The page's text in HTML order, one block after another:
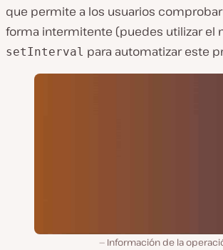
que permite a los usuarios
forma intermitente (puedes utilizar el
setInterval para automatizar este
Información de la